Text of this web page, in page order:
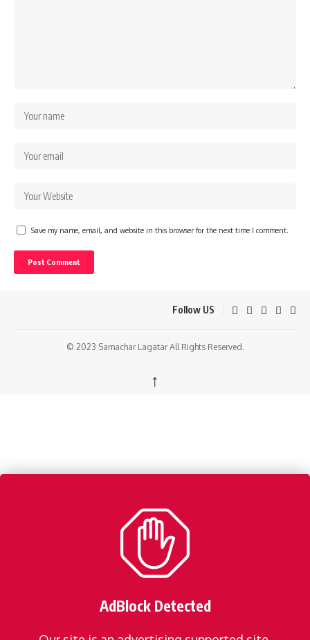
Save my name, email, and website in this browser for the next time I comment.
Follow US
© 2023 Samachar Lagatar All Rights Reserved.
↑
AdBlock Detected